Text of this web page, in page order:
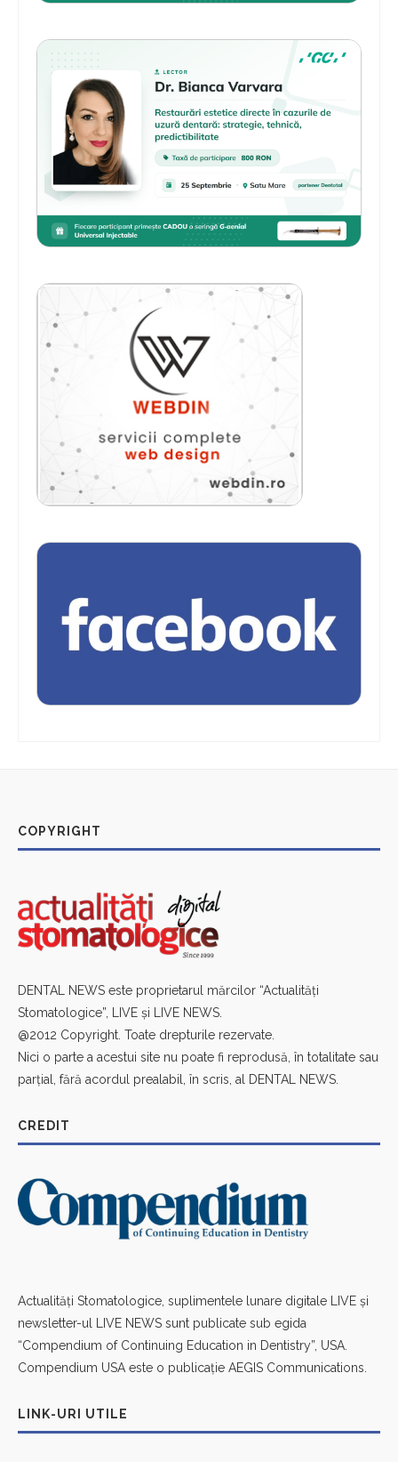
COPYRIGHT
DENTAL NEWS este proprietarul mărcilor “Actualităţi
Stomatologice”, LIVE și LIVE NEWS.
@2012 Copyright. Toate drepturile rezervate.
Nici o parte a acestui site nu poate fi reprodusă, în totalitate sau
parțial, fără acordul prealabil, în scris, al DENTAL NEWS.
CREDIT
Actualități Stomatologice, suplimentele lunare digitale LIVE și
newsletter-ul LIVE NEWS sunt publicate sub egida
“Compendium of Continuing Education in Dentistry”, USA.
Compendium USA este o publicație AEGIS Communications.
LINK-URI UTILE